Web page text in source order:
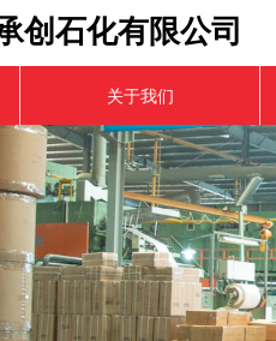
关于我们
创石化有限公司